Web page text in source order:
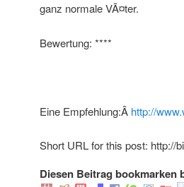
ganz normale VÃ¤ter.
Bewertung: ****
Eine Empfehlung:Â http://
Short URL for this post: http://
Diesen Beitrag bookmarken